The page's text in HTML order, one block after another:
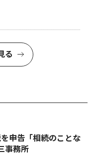
る
申告「相続のことな
事務所